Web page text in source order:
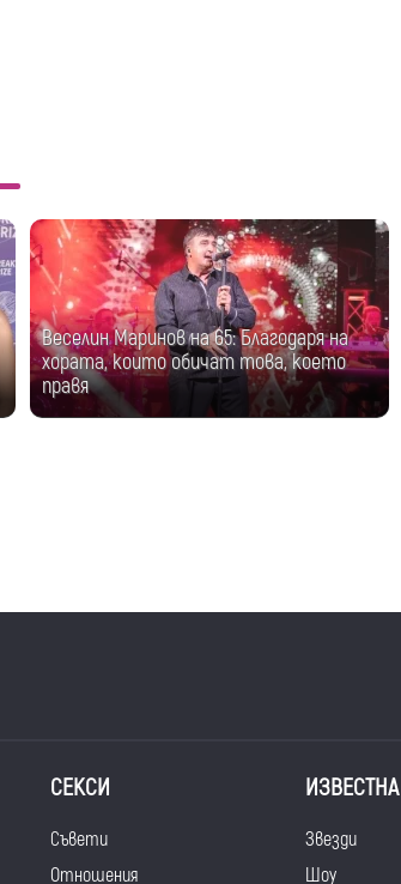
Веселин Маринов на 65: Благодаря на
хората, които обичат това, което
правя
СЕКСИ
Съвети
Отношения
ИЗВЕСТНА
Звезди
Шоу